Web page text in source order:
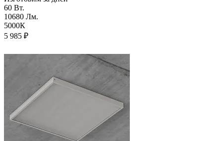
60 Вт.
10680 Лм.
5000К
5 985 ₽